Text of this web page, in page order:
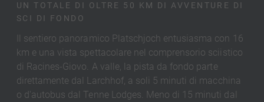
UN TOTALE DI OLTRE 50 KM DI AVVENTURE DI
SCI DI FONDO
Il sentiero panoramico Platschjoch entusiasma con 16
km e una vista spettacolare nel comprensorio sciistico
di Racines-Giovo. A valle, la pista da fondo parte
direttamente dal Larchhof, a soli 5 minuti di macchina
o d'autobus dal Tenne Lodges. Meno di 15 minuti dal